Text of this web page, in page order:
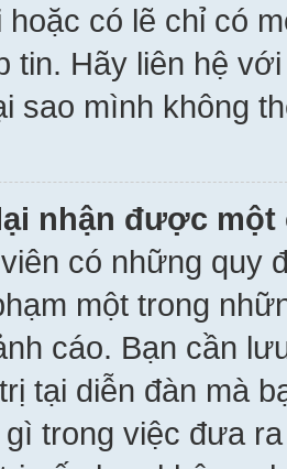
hoặc có lẽ chỉ có
tin. Hãy liên hệ
sao mình không
nhận được một
có những quy
một trong
cáo. Bạn cần
tại diễn đàn mà
trong việc đưa